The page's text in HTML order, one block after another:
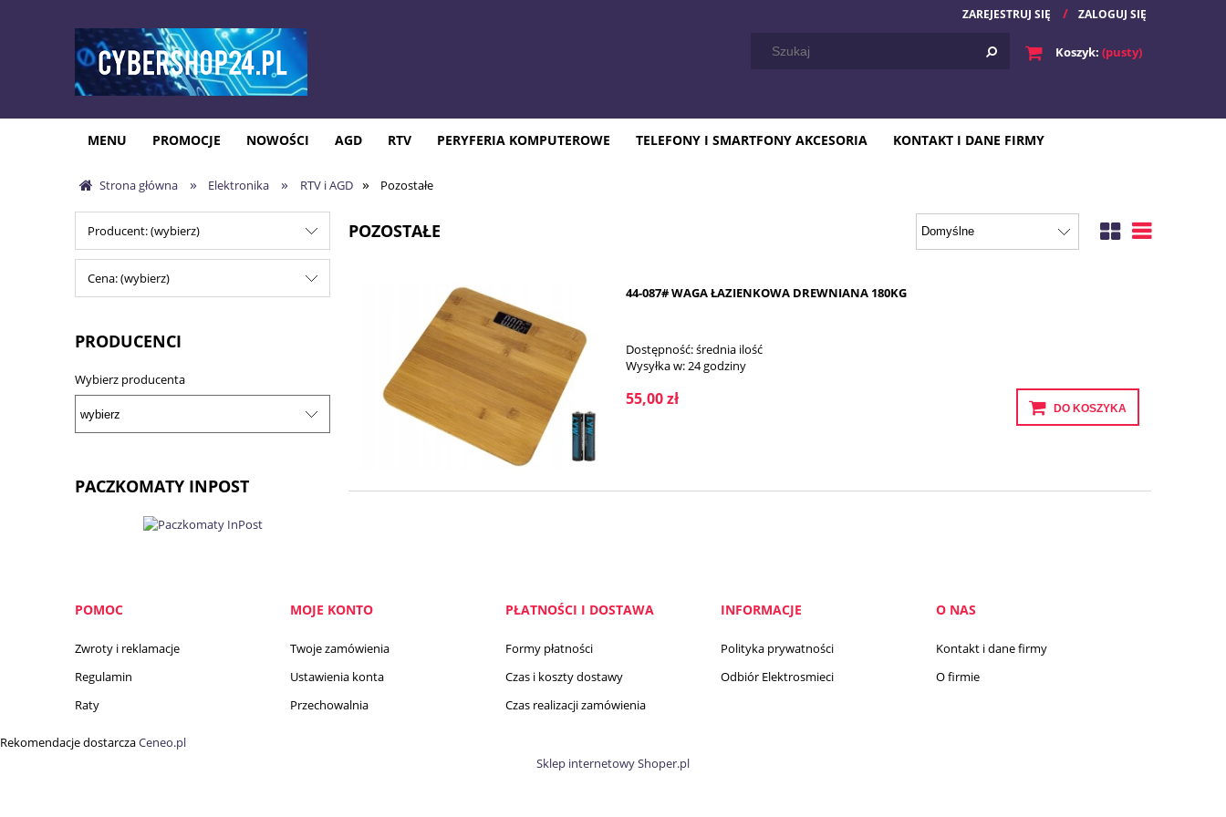
ZAREJESTRUJ SIĘ ZALOGUJ SIĘ
Koszyk: (pusty)
MENU PROMOCJE NOWOŚCI AGD RTV PERYFERIA KOMPUTEROWE TELEFONY I SMARTFONY AKCESORIA KONTAKT I DANE FIRMY
Strona główna » Elektronika » RTV i AGD » Pozostałe
Producent: (wybierz)
Cena: (wybierz)
PRODUCENCI
Wybierz producenta
PACZKOMATY INPOST
POZOSTAŁE
44-087# WAGA ŁAZIENKOWA DREWNIANA 180KG
Dostępność:średnia ilość
Wysyłka w:24 godziny
55,00 zł DO KOSZYKA
POMOC
Zwroty i reklamacje
Regulamin
Raty
MOJE KONTO
Twoje zamówienia
Ustawienia konta
Przechowalnia
PŁATNOŚCI I DOSTAWA
Formy płatności
Czas i koszty dostawy
Czas realizacji zamówienia
INFORMACJE
Polityka prywatności
Odbiór Elektrosmieci
O NAS
Kontakt i dane firmy
O firmie
Rekomendacje dostarczaCeneo.pl
Sklep internetowy Shoper.pl